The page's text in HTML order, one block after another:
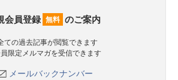
会員登録 無料 のご案内
ての過去記事が閲覧できます
員限定メルマガを受信できます
メールバックナンバー